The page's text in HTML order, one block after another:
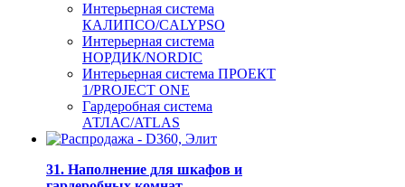
Интерьерная система
КАЛИПСО/CALYPSO
Интерьерная система
НОРДИК/NORDIC
Интерьерная система ПРОЕКТ
1/PROJECT ONE
Гардеробная система
АТЛАС/ATLAS
31. Наполнение для шкафов и